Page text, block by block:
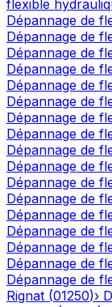
flexible
Dépannage de
Dépannage de
Dépannage de
Dépannage de
Dépannage de
Dépannage de
Dépannage de
Dépannage de
Dépannage de
Dépannage de
Dépannage de
Dépannage de
Dépannage de
Dépannage de
Dépannage de
Dépannage de
Dépannage de
Rignat (01250)›